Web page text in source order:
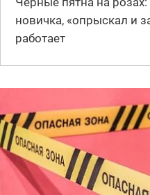
новичка, «опрыскал и
работает